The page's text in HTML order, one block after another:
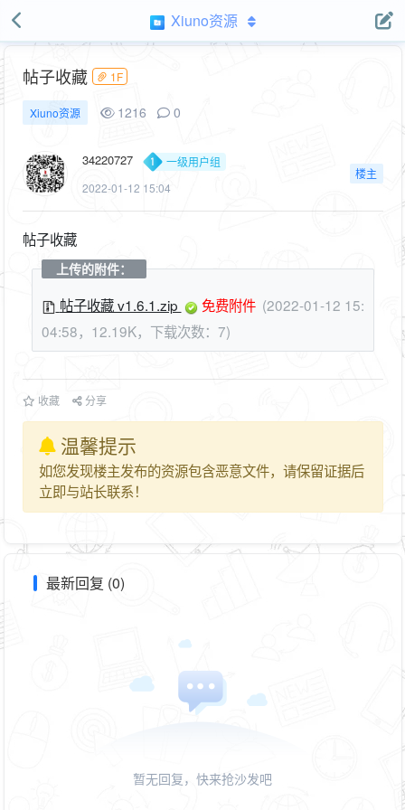
Xiuno资源
帖子收藏 1F
Xiuno资源 1216 0
34220727
一级用户组
2022-01-12 15:04
楼主
帖子收藏
上传的附件：
帖子收藏 v1.6.1.zip 免费附件 (2022-01-12 15:
04:58，12.19K，下载次数：7)
收藏 分享
温馨提示
如您发现楼主发布的资源包含恶意文件，请保留证据后
立即与站长联系！
最新回复 (0)
暂无回复，快来抢沙发吧